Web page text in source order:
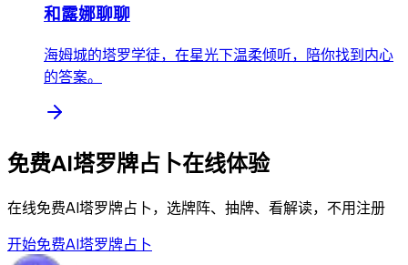
和露娜聊聊
海姆城的塔罗学徒，在星光下温柔倾听，陪你找到内心
的答案。
免费AI塔罗牌占卜在线体验
在线免费AI塔罗牌占卜，选牌阵、抽牌、看解读，不用注册
开始免费AI塔罗牌占卜